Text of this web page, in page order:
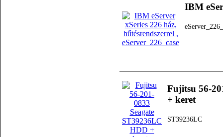
IBM
Fujitsu 56-
+ keret
ST39236LC